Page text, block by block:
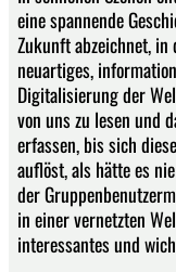
eine spannende
Zukunft abzeichnet,
neuartiges,
Digitalisierung der
von uns zu lesen und
erfassen, bis sich
auflöst, als hätte es
der
in einer vernetzten
interessantes und